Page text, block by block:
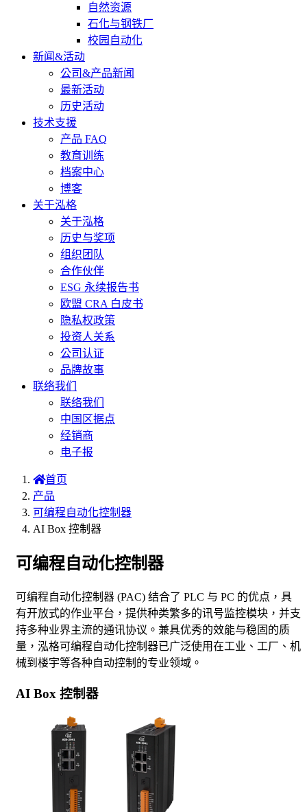
自然资源
石化与钢铁厂
校园自动化
新闻&活动
公司&产品新闻
最新活动
历史活动
技术支援
产品 FAQ
教育训练
档案中心
博客
关于泓格
关于泓格
历史与奖项
组织团队
合作伙伴
ESG 永续报告书
欧盟 CRA 白皮书
隐私权政策
投资人关系
公司认证
品牌故事
联络我们
联络我们
中国区据点
经销商
电子报
首页
产品
可编程自动化控制器
AI Box 控制器
可编程自动化控制器
可编程自动化控制器 (PAC) 结合了 PLC 与 PC 的优点，具
有开放式的作业平台，提供种类繁多的讯号监控模块，并支
持多种业界主流的通讯协议。兼具优秀的效能与稳固的质
量，泓格可编程自动化控制器已广泛使用在工业、工厂、机
械到楼宇等各种自动控制的专业领域。
AI Box 控制器